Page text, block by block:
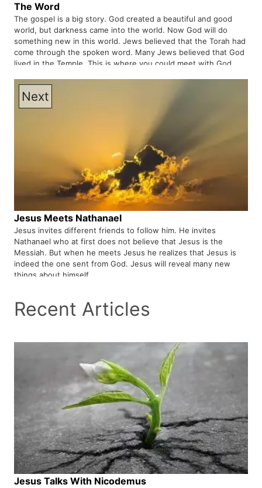
The Word
The gospel is a big story. God created a beautiful and good
world, but darkness came into the world. Now God will do
something new in this world. Jews believed that the Torah had
come through the spoken word. Many Jews believed that God
lived in the Temple. This is where you could meet with God.
Law or the Temple? The amazing story is that God came to this
world through His Living Word and whoever receives this Living
Word will become part of God's new family.
Next
Jesus Meets Nathanael
Jesus invites different friends to follow him. He invites
Nathanael who at first does not believe that Jesus is the
Messiah. But when he meets Jesus he realizes that Jesus is
indeed the one sent from God. Jesus will reveal many new
things about himself.
Recent Articles
Jesus Talks With Nicodemus